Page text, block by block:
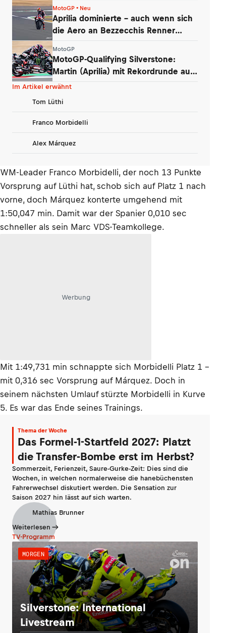
MotoGP • Neu
Aprilia dominierte – auch wenn sich
die Aero an Bezzecchis Renner
MotoGP
MotoGP-Qualifying Silverstone:
Martin (Aprilia) mit Rekordrunde auf
Pole
Im Artikel erwähnt
Tom Lüthi
Franco Morbidelli
Alex Márquez
WM-Leader Franco Morbidelli, der noch 13 Punkte
Vorsprung auf Lüthi hat, schob sich auf Platz 1 nach
vorne, doch Márquez konterte umgehend mit
1:50,047 min. Damit war der Spanier 0,010 sec
schneller als sein Marc VDS-Teamkollege.
Werbung
Mit 1:49,731 min schnappte sich Morbidelli Platz 1 -
mit 0,316 sec Vorsprung auf Márquez. Doch in
seinem nächsten Umlauf stürzte Morbidelli in Kurve
5. Es war das Ende seines Trainings.
Thema der Woche
Das Formel-1-Startfeld 2027: Platzt
die Transfer-Bombe erst im Herbst?
Sommerzeit, Ferienzeit, Saure-Gurke-Zeit: Dies sind die
Wochen, in welchen normalerweise die hanebüchensten
Fahrerwechsel diskutiert werden. Die Sensation zur
Saison 2027 hin lässt auf sich warten.
Mathias Brunner
Weiterlesen
TV-Programm
MORGEN
Silverstone: International
Livestream